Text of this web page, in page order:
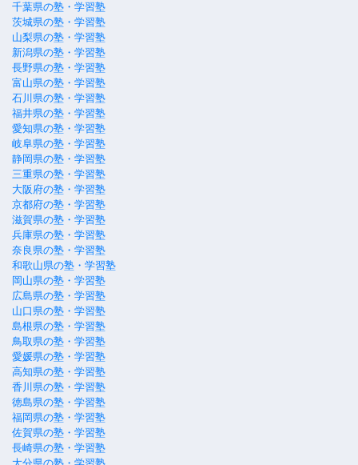
千葉県の塾・学習塾
茨城県の塾・学習塾
山梨県の塾・学習塾
新潟県の塾・学習塾
長野県の塾・学習塾
富山県の塾・学習塾
石川県の塾・学習塾
福井県の塾・学習塾
愛知県の塾・学習塾
岐阜県の塾・学習塾
静岡県の塾・学習塾
三重県の塾・学習塾
大阪府の塾・学習塾
京都府の塾・学習塾
滋賀県の塾・学習塾
兵庫県の塾・学習塾
奈良県の塾・学習塾
和歌山県の塾・学習塾
岡山県の塾・学習塾
広島県の塾・学習塾
山口県の塾・学習塾
島根県の塾・学習塾
鳥取県の塾・学習塾
愛媛県の塾・学習塾
高知県の塾・学習塾
香川県の塾・学習塾
徳島県の塾・学習塾
福岡県の塾・学習塾
佐賀県の塾・学習塾
長崎県の塾・学習塾